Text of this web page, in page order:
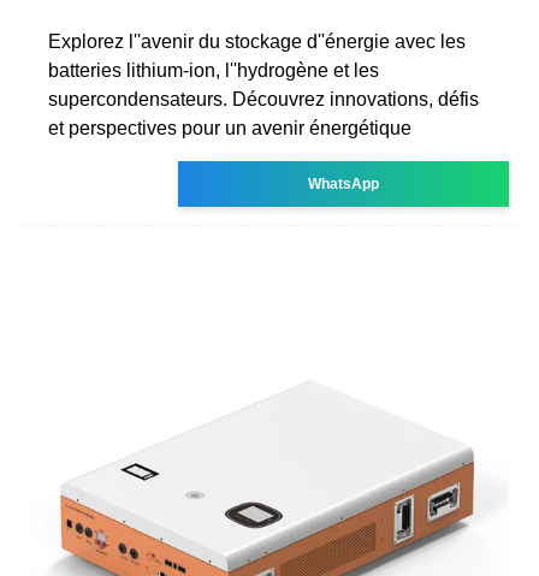
Explorez l''avenir du stockage d''énergie avec les
batteries lithium-ion, l''hydrogène et les
supercondensateurs. Découvrez innovations, défis
et perspectives pour un avenir énergétique
WhatsApp